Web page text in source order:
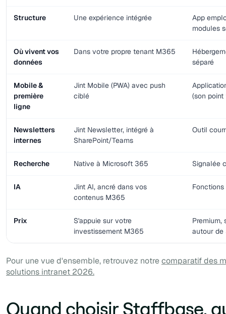
Structure Une expérience intégrée
App
modules
Où vivent vos
données
Dans votre propre tenant M365
séparé
Mobile &
première
ligne
Jint Mobile (PWA) avec push
ciblé
(son point
Newsletters
internes
Jint Newsletter, intégré à
SharePoint/Teams
Outil
Recherche Native à Microsoft 365 Signalée
IA
Jint AI, ancré dans vos
contenus M365
Fonctions
Prix
S'appuie sur votre
investissement M365
Premium,
autour
Pour une vue d'ensemble, retrouvez notrecomparatif des
solutions intranet 2026.
Quand choisir Staffbase,